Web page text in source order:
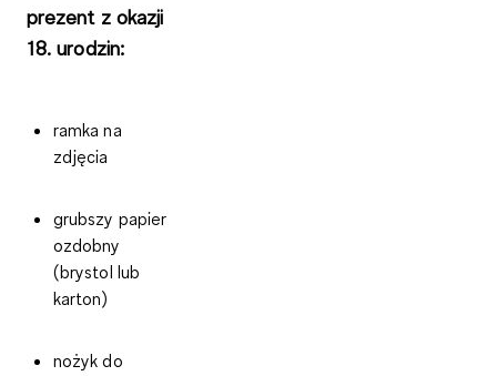
prezent z okazji
18. urodzin:
ramka na
zdjęcia
grubszy papier
ozdobny
(brystol lub
karton)
nożyk do